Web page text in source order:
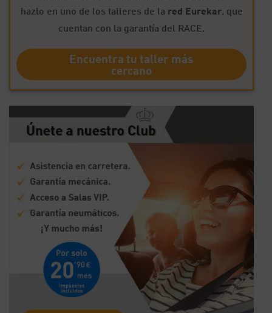
hazlo en uno de los talleres de la red Eurekar, que
cuentan con la garantía del RACE.
Encuentra tu taller más
cercano